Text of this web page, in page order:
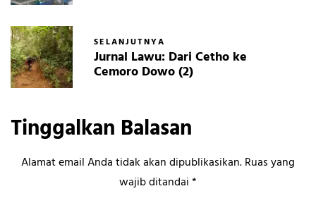
SELANJUTNYA
Jurnal Lawu: Dari Cetho ke
Cemoro Dowo (2)
Tinggalkan Balasan
Alamat email Anda tidak akan dipublikasikan.Ruas yang
wajib ditandai*